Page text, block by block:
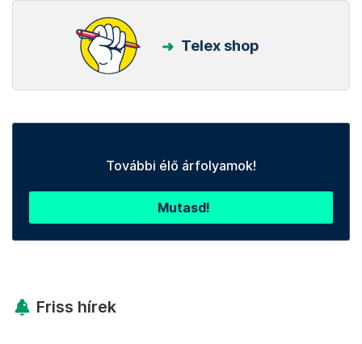
Telex shop
További élő árfolyamok!
Mutasd!
Friss hírek